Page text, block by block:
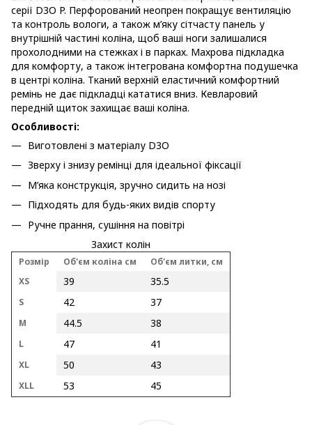
серії D3O P. Перфорований неопрен покращує вентиляцію
та контроль вологи, а також м’яку сітчасту панель у
внутрішній частині коліна, щоб ваші ноги залишалися
прохолодними на стежках і в парках. Махрова підкладка
для комфорту, а також інтегрована комфортна подушечка
в центрі коліна. Тканий верхній еластичний комфортний
ремінь не дає підкладці кататися вниз. Кевларовий
передній щиток захищає ваші коліна.
Особливості:
Виготовлені з матеріалу D3O
Зверху і знизу ремінці для ідеальної фіксації
М’яка конструкція, зручно сидить на нозі
Підходять для будь-яких видів спорту
Ручне прання, сушіння на повітрі
Захист колін
Розмір Об'єм коліна см
Об'єм литки, см
XS
39 35.5
S 42 37
M 44.5 38
L 47 41
XL 50 43
XLL 53 45